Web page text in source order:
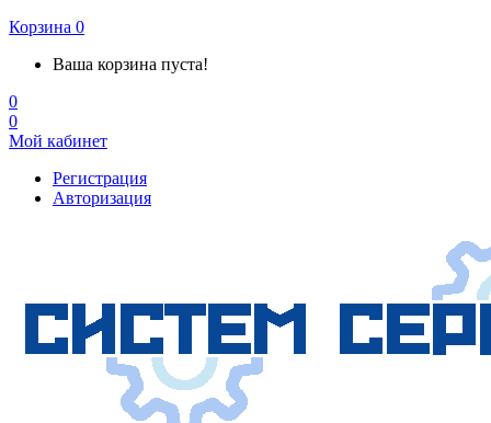
Корзина 0
Ваша корзина пуста!
0
0
Мой кабинет
Регистрация
Авторизация